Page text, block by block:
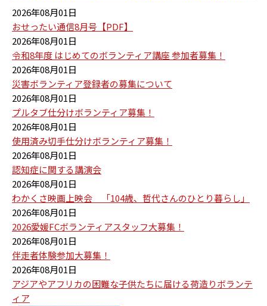
2026年08月01日
おせったい通信8月号【PDF】
2026年08月01日
令和8年度 はじめてのボランティア講座 参加者募集！
2026年08月01日
災害ボランティア登録者の募集について
2026年08月01日
プルタブ仕分けボランティア募集！
2026年08月01日
使用済み切手仕分けボランティア募集！
2026年08月01日
認知症に関する講演会
2026年08月01日
わかくさ映画上映会 「104歳、哲代さんのひとり暮らし」
2026年08月01日
2026愛媛FCボランティアスタッフ大募集！
2026年08月01日
伴走者体験参加大募集！
2026年08月01日
アジアやアフリカの困難な子供たちに届ける荷造りボランテ
ィア